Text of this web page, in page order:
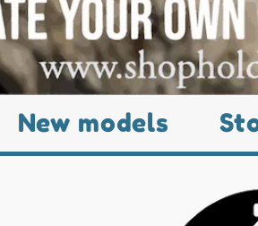
New models